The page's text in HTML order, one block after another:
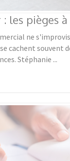
les pièges
ne
cachent souvent
Stéphanie ...